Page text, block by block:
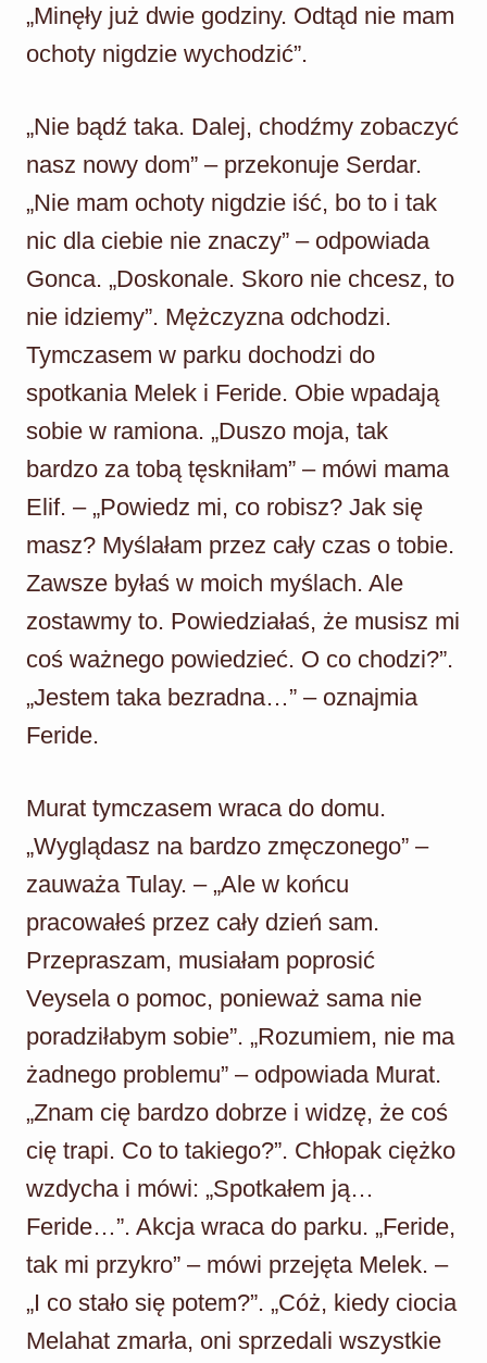
„Minęły już dwie godziny. Odtąd nie mam
ochoty nigdzie wychodzić”.
„Nie bądź taka. Dalej, chodźmy zobaczyć
nasz nowy dom” – przekonuje Serdar.
„Nie mam ochoty nigdzie iść, bo to i tak
nic dla ciebie nie znaczy” – odpowiada
Gonca. „Doskonale. Skoro nie chcesz, to
nie idziemy”. Mężczyzna odchodzi.
Tymczasem w parku dochodzi do
spotkania Melek i Feride. Obie wpadają
sobie w ramiona. „Duszo moja, tak
bardzo za tobą tęskniłam” – mówi mama
Elif. – „Powiedz mi, co robisz? Jak się
masz? Myślałam przez cały czas o tobie.
Zawsze byłaś w moich myślach. Ale
zostawmy to. Powiedziałaś, że musisz mi
coś ważnego powiedzieć. O co chodzi?”.
„Jestem taka bezradna…” – oznajmia
Feride.
Murat tymczasem wraca do domu.
„Wyglądasz na bardzo zmęczonego” –
zauważa Tulay. – „Ale w końcu
pracowałeś przez cały dzień sam.
Przepraszam, musiałam poprosić
Veysela o pomoc, ponieważ sama nie
poradziłabym sobie”. „Rozumiem, nie ma
żadnego problemu” – odpowiada Murat.
„Znam cię bardzo dobrze i widzę, że coś
cię trapi. Co to takiego?”. Chłopak ciężko
wzdycha i mówi: „Spotkałem ją…
Feride…”. Akcja wraca do parku. „Feride,
tak mi przykro” – mówi przejęta Melek. –
„I co stało się potem?”. „Cóż, kiedy ciocia
Melahat zmarła, oni sprzedali wszystkie